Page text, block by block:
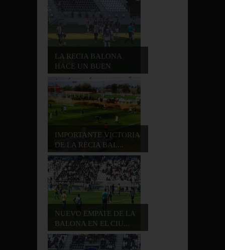
LA RECIA BALONA
HACE UN BUEN
PARTID...
IMPORTANTE VICTORIA
DE LA RECIA BAL...
NUEVO EMPATE DE LA
BALONA EN EL CIU...